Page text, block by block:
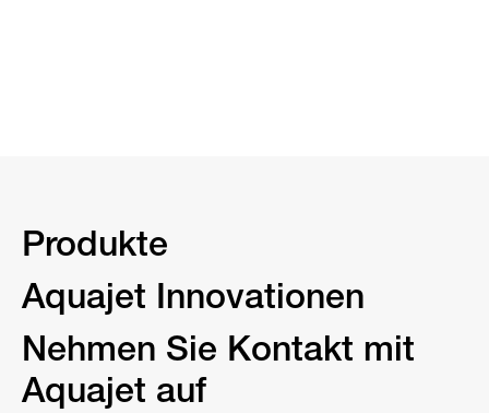
Produkte
Aquajet Innovationen
Nehmen Sie Kontakt mit
Aquajet auf